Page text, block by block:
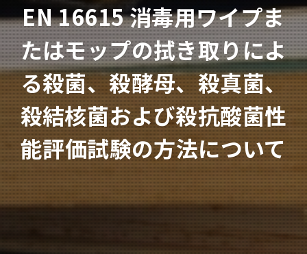
EN 16615 消毒用ワイプま
たはモップの拭き取りによ
る殺菌、殺酵母、殺真菌、
殺結核菌および殺抗酸菌性
能評価試験の方法について